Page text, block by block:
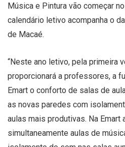
Música e Pintura vão começar
calendário letivo acompanha o
de Macaé.
“Neste ano letivo, pela primeira
proporcionará a professores, a
Emart o conforto de salas de
as novas paredes com
aulas mais produtivas. Na Emart
simultaneamente aulas de